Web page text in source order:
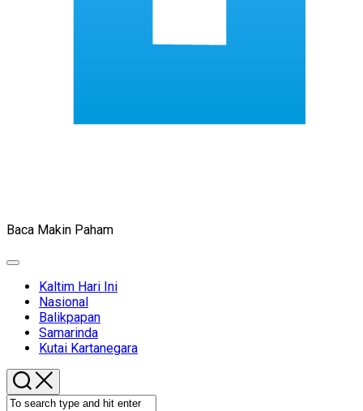
Baca Makin Paham
Expand
Kaltim Hari Ini
Current
Page
Parent
Nasional
Balikpapan
Samarinda
Kutai Kartanegara